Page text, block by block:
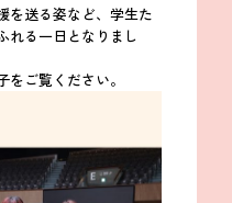
を送る姿など、学生た
れる一日となりまし
ご覧ください。